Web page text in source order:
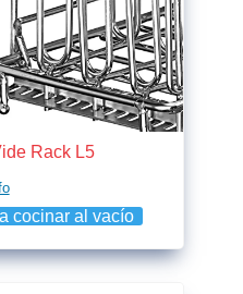
Rack L5
cocinar al vacío